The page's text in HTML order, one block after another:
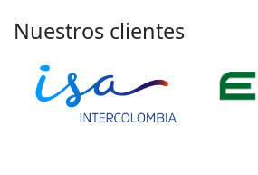
Nuestros clientes